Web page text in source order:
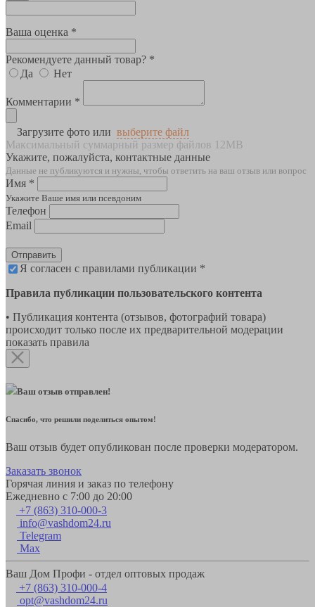
Ваша оценка *
Рекомендуете данный товар? *
Да
Нет
Комментарии *
Загрузите фото или выберите файл
Максимальный суммарный размер файлов 12MB
Укажите, пожалуйста, контактные данные
Данные не публикуются и нужны, чтобы ответить на ваш отзыв или вопрос
Имя *
Укажите Ваше имя или псевдоним
Телефон
Email
Отправить
Я согласен с правилами публикации *
Правила публикации пользовательского контента
• Публикация контента (отзывов, фотографий товара)
происходит только после их предварительной модерации
показать правила
Ваш отзыв отправлен!
Спасибо, что решили поделиться опытом!
Ваш отзыв будет опубликован после проверки модератором.
Заказать звонок
Горячая линия и заказ по телефону
Ежедневно с 7:00 до 20:00
+7 (863) 310-000-3
info@vashdom24.ru
Telegram
Max
Ваш Дом Профи - отдел оптовых продаж
+7 (863) 310-000-4
opt@vashdom24.ru